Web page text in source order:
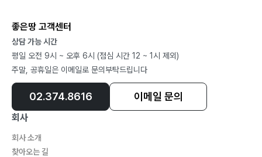
좋은땅 고객센터
상담 가능 시간
평일 오전 9시 ~ 오후 6시 (점심 시간 12 ~ 1시 제외)
주말, 공휴일은 이메일로 문의부탁드립니다
02.374.8616 이메일 문의
회사
회사 소개
찾아오는 길